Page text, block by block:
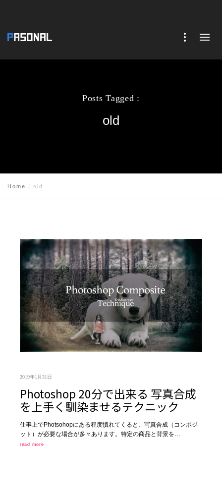
Posts Tagged :
old
Home old
2019年1月31日
Photoshop 20分で出来る 写真合成
を上手く馴染ませるテクニック
仕事上でPhotsohopにある程度慣れてくると、写真合成（コンポジ
ット）が必要な場合が多々あります。特定の商品と背景を…
read more